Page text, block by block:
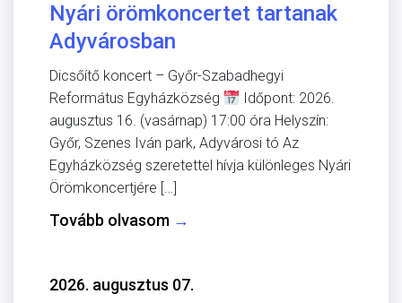
Nyári örömkoncertet tartanak
Adyvárosban
Dicsőítő koncert – Győr-Szabadhegyi
Református Egyházközség
Időpont: 2026.
augusztus 16. (vasárnap) 17:00 óra Helyszín:
Győr, Szenes Iván park, Adyvárosi tó Az
Egyházközség szeretettel hívja különleges Nyári
Örömkoncertjére […]
Tovább olvasom →
2026. augusztus 07.